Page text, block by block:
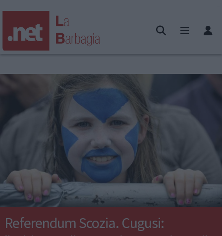
Referendum Scozia. Cugusi: